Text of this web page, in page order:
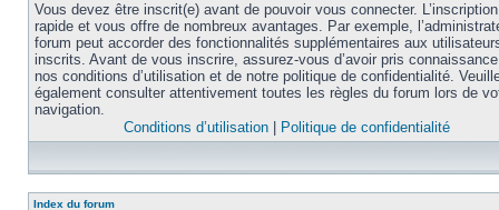
Vous devez être inscrit(e) avant de pouvoir vous connecter.
rapide et vous offre de nombreux avantages. Par exemple,
forum peut accorder des fonctionnalités supplémentaires aux
inscrits. Avant de vous inscrire, assurez-vous d’avoir pris
nos conditions d’utilisation et de notre politique de confidentialité.
également consulter attentivement toutes les règles du forum lors de
navigation.
Conditions d’utilisation
Politique de confidentialité
Index du forum